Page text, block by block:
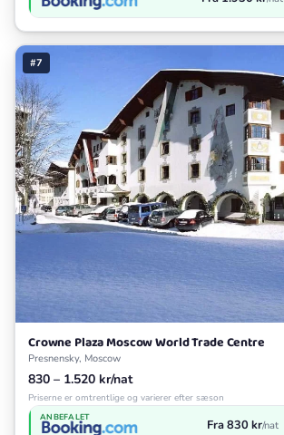
#7
Crowne Plaza Moscow World Trade Centre
Presnensky, Moscow
830 – 1.520 kr/nat
Priserne er omtrentlige og varierer efter sæson
ANBEFALET Fra 830 kr/nat